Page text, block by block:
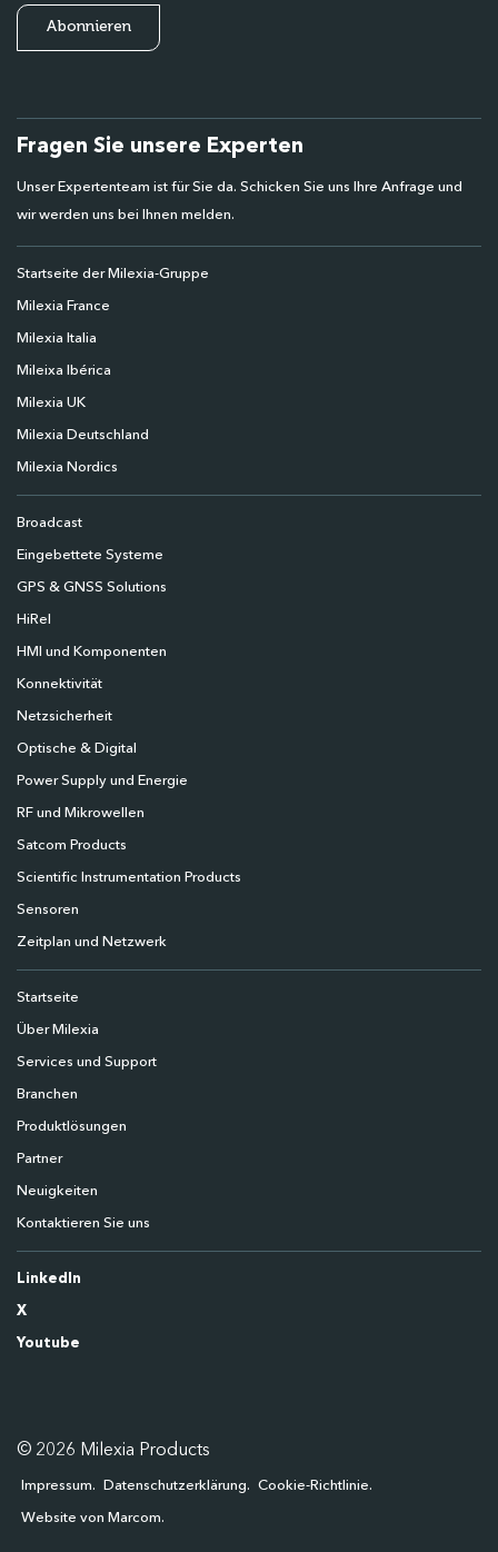
Fragen Sie unsere Experten
Unser Expertenteam ist für Sie da. Schicken Sie uns Ihre Anfrage und
wir werden uns bei Ihnen melden.
Startseite der Milexia-Gruppe
Milexia France
Milexia Italia
Mileixa Ibérica
Milexia UK
Milexia Deutschland
Milexia Nordics
Broadcast
Eingebettete Systeme
GPS & GNSS Solutions
HiRel
HMI und Komponenten
Konnektivität
Netzsicherheit
Optische & Digital
Power Supply und Energie
RF und Mikrowellen
Satcom Products
Scientific Instrumentation Products
Sensoren
Zeitplan und Netzwerk
Startseite
Über Milexia
Services und Support
Branchen
Produktlösungen
Partner
Neuigkeiten
Kontaktieren Sie uns
LinkedIn
X
Youtube
© 2026 Milexia Products
Impressum Datenschutzerklärung Cookie-Richtlinie
Website von Marcom